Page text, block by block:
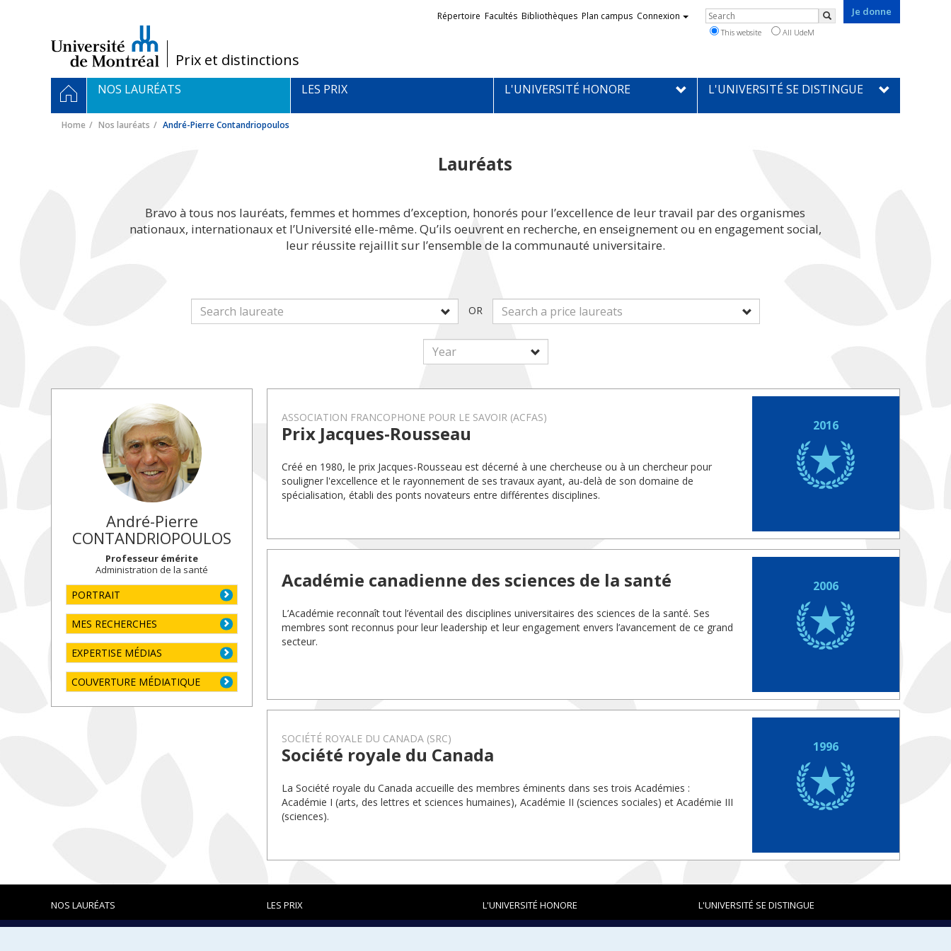
/Prix et distinctions
Je donne
Liens
externes
Répertoire Facultés Bibliothèques Plan campus Connexion Rechercher
Search
This website All UdeM
Navigation
principale
HOMENOS LAURÉATS LES PRIX L'UNIVERSITÉ HONORE L'UNIVERSITÉ SE DISTINGUE
Home Nos lauréats André-Pierre Contandriopoulos
Lauréats
Bravo à tous nos lauréats, femmes et hommes d’exception, honorés pour l’excellence de leur travail par des organismes
nationaux, internationaux et l’Université elle-même. Qu’ils oeuvrent en recherche, en enseignement ou en engagement social,
leur réussite rejaillit sur l’ensemble de la communauté universitaire.
OR
André-Pierre
CONTANDRIOPOULOS
Professeur émérite
Administration de la santé
PORTRAIT
MES RECHERCHES
EXPERTISE MÉDIAS
COUVERTURE MÉDIATIQUE
ASSOCIATION FRANCOPHONE POUR LE SAVOIR (ACFAS)
Prix Jacques-Rousseau
Créé en 1980, le prix Jacques-Rousseau est décerné à une chercheuse ou à un chercheur pour
souligner l'excellence et le rayonnement de ses travaux ayant, au-delà de son domaine de
spécialisation, établi des ponts novateurs entre différentes disciplines.
2016
Académie canadienne des sciences de la santé
L’Académie reconnaît tout l’éventail des disciplines universitaires des sciences de la santé. Ses
membres sont reconnus pour leur leadership et leur engagement envers l’avancement de ce grand
secteur.
2006
SOCIÉTÉ ROYALE DU CANADA (SRC)
Société royale du Canada
La Société royale du Canada accueille des membres éminents dans ses trois Académies :
Académie I (arts, des lettres et sciences humaines), Académie II (sciences sociales) et Académie III
(sciences).
1996
NOS LAURÉATS LES PRIX L'UNIVERSITÉ HONORE L'UNIVERSITÉ SE DISTINGUE